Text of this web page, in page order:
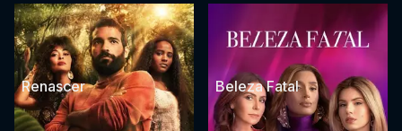
Renascer Beleza Fatal